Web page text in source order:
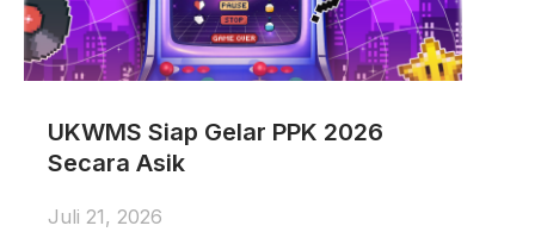
UKWMS Siap Gelar PPK 2026
Secara Asik
Juli 21, 2026